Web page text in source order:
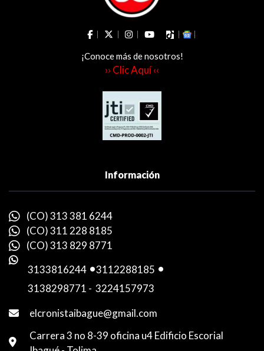
¡Conoce más de nosotros!
›› Clic Aquí ‹‹
Información
(CO) 313 381 6244
(CO) 311 228 8185
(CO) 313 829 8771
3133816244 -3112288185 -
3138298771 - 3224157973
elcronistaibague@gmail.com
Carrera 3 no 8-39 oficina u4 Edificio Escorial